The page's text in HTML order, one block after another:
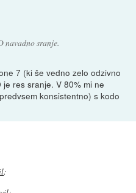
navadno sranje.
7 (ki še vedno zelo odzivno
res sranje. V 80% mi ne
konsistentno) s kodo
: